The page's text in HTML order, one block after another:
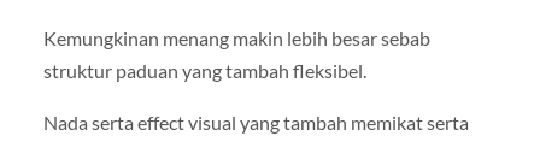
Kemungkinan menang makin lebih besar sebab
struktur paduan yang tambah fleksibel.
Nada serta effect visual yang tambah memikat serta